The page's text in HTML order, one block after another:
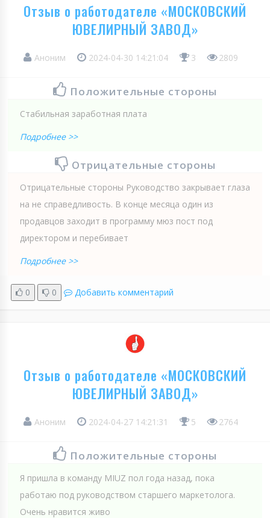
Отзыв о работодателе «МОСКОВСКИЙ
ЮВЕЛИРНЫЙ ЗАВОД»
Аноним 2024-04-30 14:21:04 3 2809
Положительные стороны
Стабильная заработная плата
Подробнее >>
Отрицательные стороны
Отрицательные стороны Руководство закрывает глаза
на не справедливость. В конце месяца один из
продавцов заходит в программу мюз пост под
директором и перебивает
Подробнее >>
0 0 Добавить комментарий
Отзыв о работодателе «МОСКОВСКИЙ
ЮВЕЛИРНЫЙ ЗАВОД»
Аноним 2024-04-27 14:21:31 5 2764
Положительные стороны
Я пришла в команду MIUZ пол года назад, пока
работаю под руководством старшего маркетолога.
Очень нравится живо